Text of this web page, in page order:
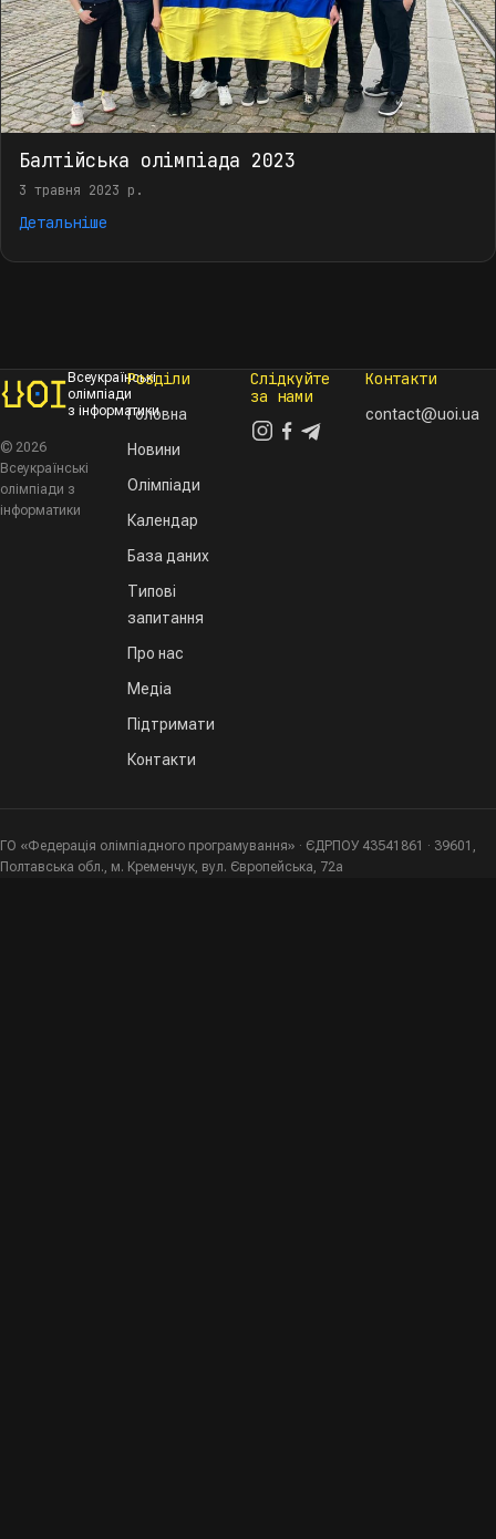
Балтійська олімпіада 2023
3 травня 2023 р.
Детальніше
Всеукраїнські
олімпіади
з інформатики
© 2026
Всеукраїнські
олімпіади з
інформатики
Розділи
Головна
Новини
Олімпіади
Календар
База даних
Типові
запитання
Про нас
Медіа
Підтримати
Контакти
Слідкуйте
за нами
Контакти
contact@uoi.ua
ГО «Федерація олімпіадного програмування» · ЄДРПОУ 43541861 · 39601,
Полтавська обл., м. Кременчук, вул. Європейська, 72а